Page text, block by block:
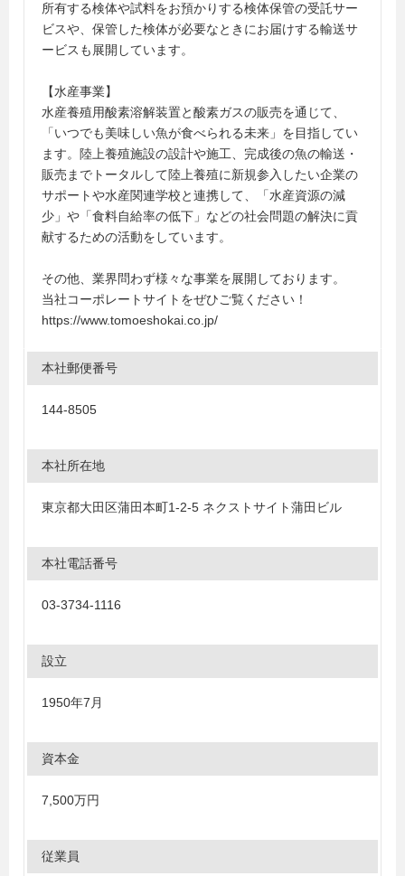
所有する検体や試料をお預かりする検体保管の受託サー
ビスや、保管した検体が必要なときにお届けする輸送サ
ービスも展開しています。
【水産事業】
水産養殖用酸素溶解装置と酸素ガスの販売を通じて、
「いつでも美味しい魚が食べられる未来」を目指してい
ます。陸上養殖施設の設計や施工、完成後の魚の輸送・
販売までトータルして陸上養殖に新規参入したい企業の
サポートや水産関連学校と連携して、「水産資源の減
少」や「食料自給率の低下」などの社会問題の解決に貢
献するための活動をしています。
その他、業界問わず様々な事業を展開しております。
当社コーポレートサイトをぜひご覧ください！
https://www.tomoeshokai.co.jp/
本社郵便番号
144-8505
本社所在地
東京都大田区蒲田本町1-2-5 ネクストサイト蒲田ビル
本社電話番号
03-3734-1116
設立
1950年7月
資本金
7,500万円
従業員